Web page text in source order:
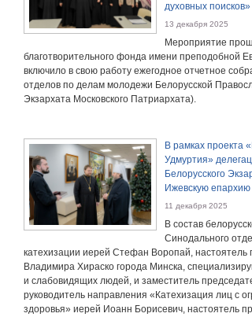
духовных поисков»
13 декабря 2025
Мероприятие
благотворительного фонда имени преподобной
включило в свою работу ежегодное отчетное
отделов по делам молодежи Белорусской
Экзархата Московского Патриархата).
В рамках проекта
Удмуртия»
Белорусского
Ижевскую епархию
11 декабря 2025
В состав
Синодального
катехизации иерей Стефан Воропай,
Владимира Хираско города Минска,
и слабовидящих людей, и заместитель
руководитель направления «Катехизация лиц с
здоровья» иерей Иоанн Борисевич, настоятель